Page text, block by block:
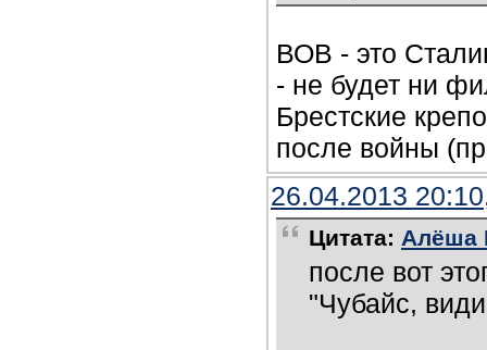
ВОВ - это
- не будет ни
Брестские
после войны
26.04.2013 20:10
Цитата: Алёша
после вот
"Чубайс,